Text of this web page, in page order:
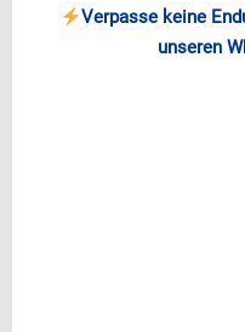
Verpasse keine
unseren